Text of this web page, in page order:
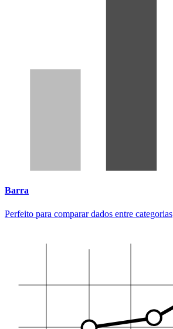
Barra
Perfeito para comparar dados entre categorias